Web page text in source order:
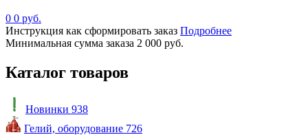
0 0 руб.
Инструкция как сформировать заказ Подробнее
Минимальная сумма заказа 2 000 руб.
Каталог товаров
Новинки 938
Гелий, оборудование 726